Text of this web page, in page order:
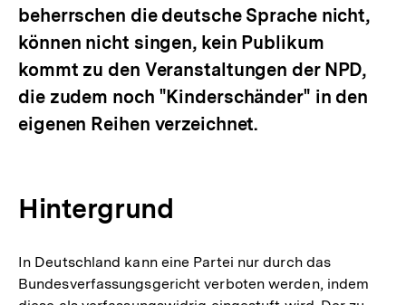
beherrschen die deutsche Sprache nicht,
können nicht singen, kein Publikum
kommt zu den Veranstaltungen der NPD,
die zudem noch "Kinderschänder" in den
eigenen Reihen verzeichnet.
Hintergrund
In Deutschland kann eine Partei nur durch das
Bundesverfassungsgericht verboten werden, indem